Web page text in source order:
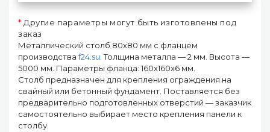
* Другие параметры могут быть изготовлены под
заказ
Металлический столб 80х80 мм с фланцем
производстваf24.su . Толщина металла — 2 мм. Высота —
5000 мм. Параметры фланца: 160х160х6 мм.
Столб предназначен для крепления ограждения на
свайный или бетонный фундамент. Поставляется без
предварительно подготовленных отверстий — заказчик
самостоятельно выбирает место крепления панели к
столбу.